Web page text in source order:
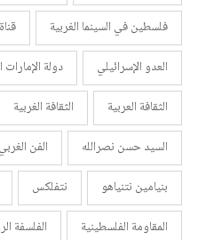
فلسطين في السينما الغربية
العدو الإسرائيلي
دولة الإمارات
الثقافة العربية
الثقافة الغربية
السيد حسن نصرالله
الفن الغربي
بنيامين نتنياهو
نتفلكس
المقاومة الفلسطينية
الفلسفة